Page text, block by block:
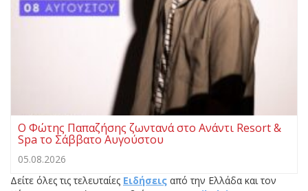
Ο Φώτης Παπαζήσης ζωντανά στο Ανάντι Resort &
Spa το Σάββατο Αυγούστου
05.08.2026
Δείτε όλες τις τελευταίες Ειδήσεις από την Ελλάδα και τον